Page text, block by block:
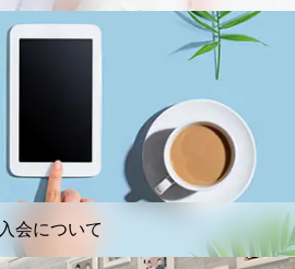
入会について